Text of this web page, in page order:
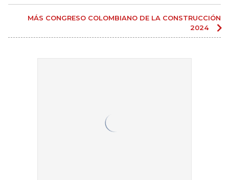
MÁS CONGRESO COLOMBIANO DE LA CONSTRUCCIÓN
2024